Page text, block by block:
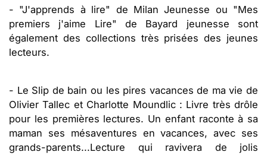
- "J'apprends à lire" de Milan Jeunesse ou "Mes
premiers j'aime Lire" de Bayard jeunesse sont
également des collections très prisées des jeunes
lecteurs.
- Le Slip de bain ou les pires vacances de ma vie de
Olivier Tallec et Charlotte Moundlic : Livre très drôle
pour les premières lectures. Un enfant raconte à sa
maman ses mésaventures en vacances, avec ses
grands-parents...Lecture qui ravivera de jolis